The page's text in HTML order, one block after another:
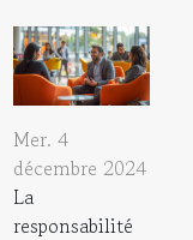
Mer. 4
décembre 2024
La
responsabilité